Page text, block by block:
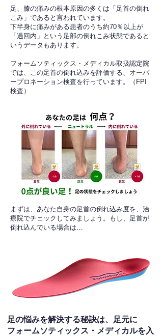
足、膝の痛みの根本原因の多くは「足首の倒れ
こみ」であると言われています。
下半身に痛みがある患者のうち約70％以上が
「過回内」という足部の倒れこみ状態であると
いうデータもあります。
フォームソティックス・メディカル取扱認定院
では、この足首の倒れ込みを評価する、オーバ
ープロネーション検査を行っています。（FPI
検査）​
​まずは、あなた自身の足首の倒れ込み度を、治
療院でチェックしてみましょう。もし、足首が
倒れ込んでいる場合は…
足の悩みを解決する秘訣は、足元に
フォームソティックス・メディカルを入